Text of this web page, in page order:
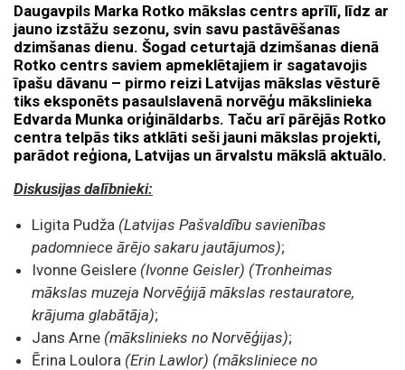
Daugavpils Marka Rotko mākslas centrs aprīlī, līdz ar
jauno izstāžu sezonu, svin savu pastāvēšanas
dzimšanas dienu. Šogad ceturtajā dzimšanas dienā
Rotko centrs saviem apmeklētajiem ir sagatavojis
īpašu dāvanu – pirmo reizi Latvijas mākslas vēsturē
tiks eksponēts pasaulslavenā norvēģu mākslinieka
Edvarda Munka oriģināldarbs. Taču arī pārējās Rotko
centra telpās tiks atklāti seši jauni mākslas projekti,
parādot reģiona, Latvijas un ārvalstu mākslā aktuālo.
Diskusijas dalībnieki:
Ligita Pudža (Latvijas Pašvaldību savienības
padomniece ārējo sakaru jautājumos);
Ivonne Geislere (Ivonne Geisler) (Tronheimas
mākslas muzeja Norvēģijā mākslas restauratore,
krājuma glabātāja);
Jans Arne (mākslinieks no Norvēģijas);
Ērina Loulora (Erin Lawlor) (māksliniece no